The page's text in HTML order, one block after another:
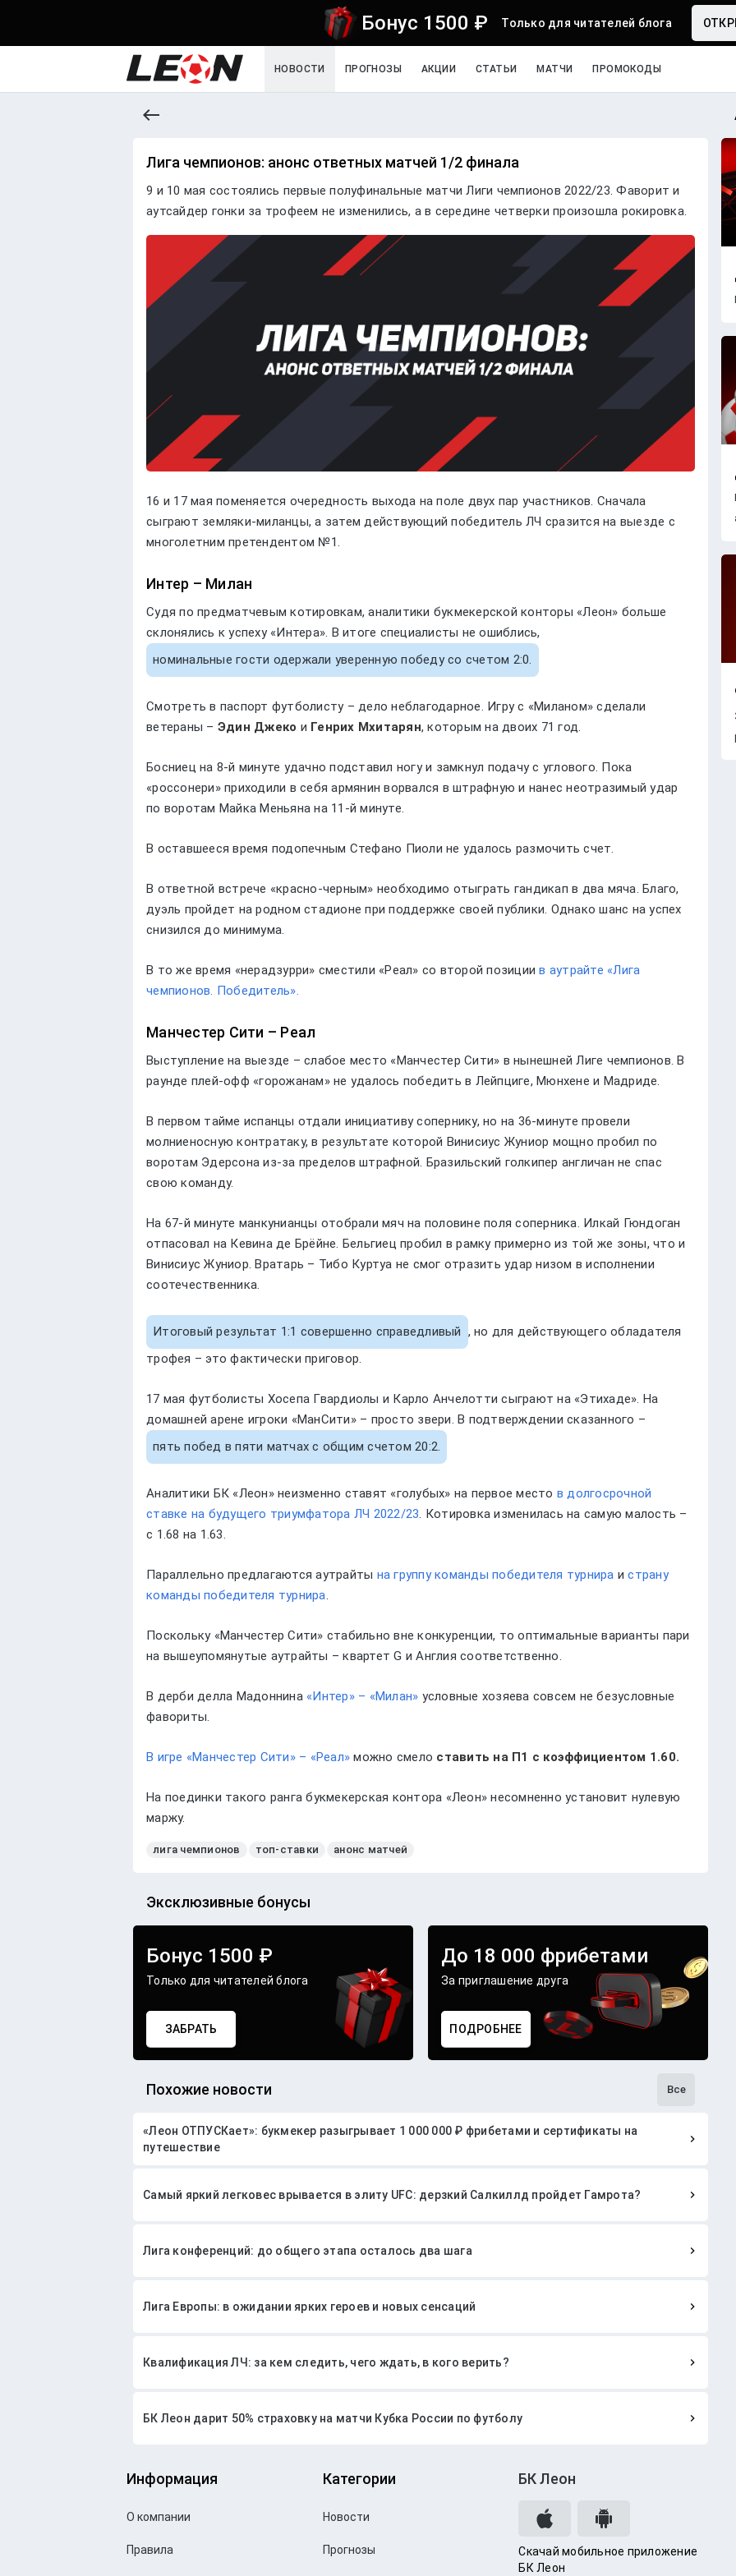
Бонус 1500 ₽ Только для читателей блога
НОВОСТИ ПРОГНОЗЫ АКЦИИ СТАТЬИ МАТЧИ ПРОМОКОДЫ
Лига чемпионов: анонс ответных матчей 1/2 финала
9 и 10 мая состоялись первые полуфинальные матчи Лиги чемпионов 2022/23. Фаворит и
аутсайдер гонки за трофеем не изменились, а в середине четверки произошла рокировка.
16 и 17 мая поменяется очередность выхода на поле двух пар участников. Сначала
сыграют земляки-миланцы, а затем действующий победитель ЛЧ сразится на выезде с
многолетним претендентом №1.
Интер – Милан
Судя по предматчевым котировкам, аналитики букмекерской конторы «Леон» больше
склонялись к успеху «Интера». В итоге специалисты не ошиблись,
номинальные гости одержали уверенную победу со счетом 2:0.
Смотреть в паспорт футболисту – дело неблагодарное. Игру с «Миланом» сделали
ветераны – Эдин Джеко и Генрих Мхитарян, которым на двоих 71 год.
Босниец на 8-й минуте удачно подставил ногу и замкнул подачу с углового. Пока
«россонери» приходили в себя армянин ворвался в штрафную и нанес неотразимый удар
по воротам Майка Меньяна на 11-й минуте.
В оставшееся время подопечным Стефано Пиоли не удалось размочить счет.
В ответной встрече «красно-черным» необходимо отыграть гандикап в два мяча. Благо,
дуэль пройдет на родном стадионе при поддержке своей публики. Однако шанс на успех
снизился до минимума.
В то же время «нерадзурри» сместили «Реал» со второй позиции в аутрайте «Лига
чемпионов. Победитель».
Манчестер Сити – Реал
Выступление на выезде – слабое место «Манчестер Сити» в нынешней Лиге чемпионов. В
раунде плей-офф «горожанам» не удалось победить в Лейпциге, Мюнхене и Мадриде.
В первом тайме испанцы отдали инициативу сопернику, но на 36-минуте провели
молниеносную контратаку, в результате которой Винисиус Жуниор мощно пробил по
воротам Эдерсона из-за пределов штрафной. Бразильский голкипер англичан не спас
свою команду.
На 67-й минуте манкунианцы отобрали мяч на половине поля соперника. Илкай Гюндоган
отпасовал на Кевина де Брёйне. Бельгиец пробил в рамку примерно из той же зоны, что и
Винисиус Жуниор. Вратарь – Тибо Куртуа не смог отразить удар низом в исполнении
соотечественника.
Итоговый результат 1:1 совершенно справедливый , но для действующего обладателя
трофея – это фактически приговор.
17 мая футболисты Хосепа Гвардиолы и Карло Анчелотти сыграют на «Этихаде». На
домашней арене игроки «МанСити» – просто звери. В подтверждении сказанного –
пять побед в пяти матчах с общим счетом 20:2.
Аналитики БК «Леон» неизменно ставят «голубых» на первое место в долгосрочной
ставке на будущего триумфатора ЛЧ 2022/23 . Котировка изменилась на самую малость –
с 1.68 на 1.63.
Параллельно предлагаются аутрайты на группу команды победителя турнира истрану
команды победителя турнира
Поскольку «Манчестер Сити» стабильно вне конкуренции, то оптимальные варианты пари
на вышеупомянутые аутрайты – квартет G и Англия соответственно.
В дерби делла Мадоннина «Интер» – «Милан» условные хозяева совсем не безусловные
фавориты.
В игре «Манчестер Сити» – «Реал» можно смело ставить на П1 с коэффициентом 1.60.
На поединки такого ранга букмекерская контора «Леон» несомненно установит нулевую
маржу.
лига чемпионов топ-ставки анонс матчей
Эксклюзивные бонусы
Бонус 1500 ₽
Только для читателей блога
ЗАБРАТЬ
До 18 000 фрибетами
За приглашение друга
ПОДРОБНЕЕ
Похожие новости Все
«Леон ОТПУСКает»: букмекер разыгрывает 1 000 000 ₽ фрибетами и сертификаты на
путешествие
Самый яркий легковес врывается в элиту UFC: дерзкий Салкиллд пройдет Гамрота?
Лига конференций: до общего этапа осталось два шага
Лига Европы: в ожидании ярких героев и новых сенсаций
Квалификация ЛЧ: за кем следить, чего ждать, в кого верить?
БК Леон дарит 50% страховку на матчи Кубка России по футболу
Информация
О компании
Правила
Категории
Новости
Прогнозы
БК Леон
Скачай мобильное приложение
БК Леон